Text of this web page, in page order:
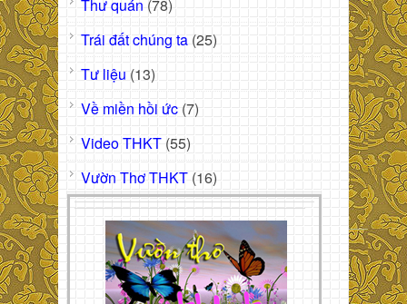
Thư quán (78)
Trái đất chúng ta (25)
Tư liệu (13)
Về miền hồi ức (7)
Video THKT (55)
Vườn Thơ THKT (16)